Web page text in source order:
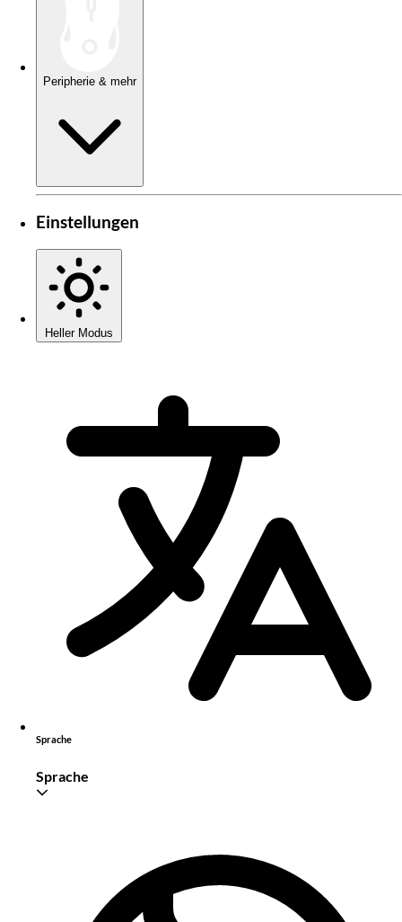
Peripherie & mehr
Einstellungen
Heller Modus
Sprache
Sprache